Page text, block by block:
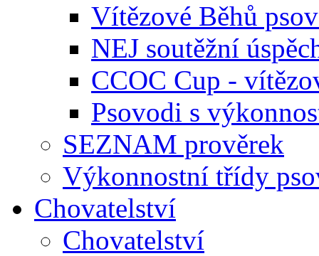
Vítězové Běhů
NEJ soutěžní
CCOC Cup -
Psovodi s
SEZNAM prověrek
Výkonnostní třídy
Chovatelství
Chovatelství